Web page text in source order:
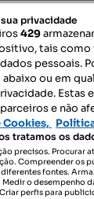
SIGA-NOS:
privacidade
429
tais
pessoais.
ou em
Estas
e não
tratamos os
precisos. Procurar
Compreender os
fontes.
o desempenho
perfis para